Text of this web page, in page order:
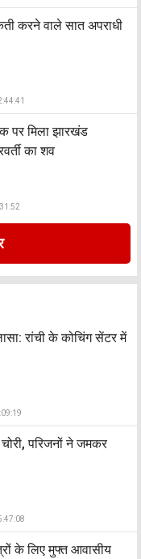
करने वाले सात अपराधी
पर मिला झारखंड
का शव
रांची के कोचिंग सेंटर में
परिजनों ने जमकर
के लिए मुफ्त आवासीय